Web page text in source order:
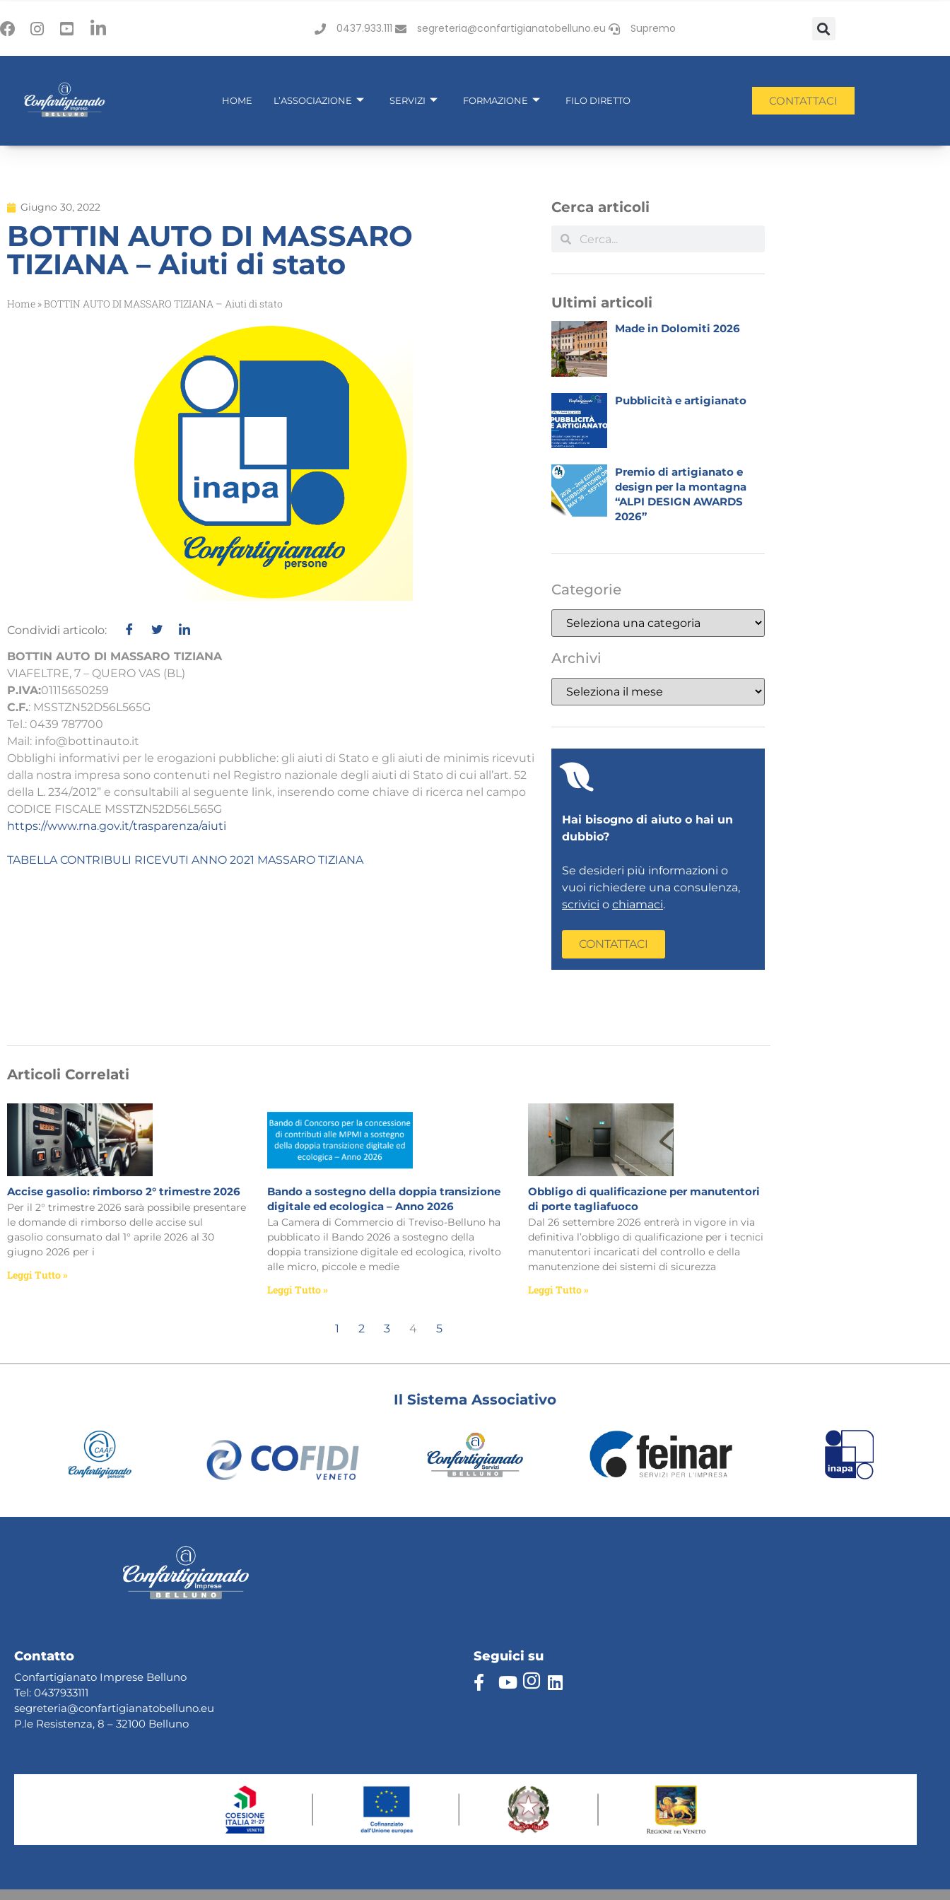
0437.933.111 segreteria@confartigianatobelluno.eu Supremo
HOME L’ASSOCIAZIONE SERVIZI FORMAZIONE FILO DIRETTO CONTATTACI
Giugno 30, 2022
BOTTIN AUTO DI MASSARO
TIZIANA – Aiuti di stato
Home »BOTTIN AUTO DI MASSARO TIZIANA – Aiuti di stato
Condividi articolo:
BOTTIN AUTO DI MASSARO TIZIANA
VIAFELTRE, 7 – QUERO VAS (BL)
P.IVA:01115650259
C.F.: MSSTZN52D56L565G
Tel.: 0439 787700
Mail: info@bottinauto.it
Obblighi informativi per le erogazioni pubbliche: gli aiuti di Stato e gli aiuti de minimis ricevuti
dalla nostra impresa sono contenuti nel Registro nazionale degli aiuti di Stato di cui all’art. 52
della L. 234/2012” e consultabili al seguente link, inserendo come chiave di ricerca nel campo
CODICE FISCALE MSSTZN52D56L565G
https://www.rna.gov.it/trasparenza/aiuti
TABELLA CONTRIBULI RICEVUTI ANNO 2021 MASSARO TIZIANA
Cerca articoli
Ultimi articoli
Made in Dolomiti 2026
Pubblicità e artigianato
Premio di artigianato e
design per la montagna
“ALPI DESIGN AWARDS
2026”
Categorie
Archivi
Hai bisogno di aiuto o hai un
dubbio?
Se desideri più informazioni o
vuoi richiedere una consulenza,
scrivici ochiamaci.
CONTATTACI
Articoli Correlati
Accise gasolio: rimborso 2° trimestre 2026
Per il 2° trimestre 2026 sarà possibile presentare
le domande di rimborso delle accise sul
gasolio consumato dal 1° aprile 2026 al 30
giugno 2026 per i
Leggi Tutto »
Bando a sostegno della doppia transizione
digitale ed ecologica – Anno 2026
La Camera di Commercio di Treviso-Belluno ha
pubblicato il Bando 2026 a sostegno della
doppia transizione digitale ed ecologica, rivolto
alle micro, piccole e medie
Leggi Tutto »
Obbligo di qualificazione per manutentori
di porte tagliafuoco
Dal 26 settembre 2026 entrerà in vigore in via
definitiva l’obbligo di qualificazione per i tecnici
manutentori incaricati del controllo e della
manutenzione dei sistemi di sicurezza
Leggi Tutto »
1 2 3 4 5
Il Sistema Associativo
Contatto
Confartigianato Imprese Belluno
Tel: 0437933111
segreteria@confartigianatobelluno.eu
P.le Resistenza, 8 – 32100 Belluno
Seguici su